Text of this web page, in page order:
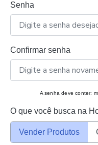
Senha
Confirmar senha
A senha deve conter:
O que você busca na
Vender Produtos